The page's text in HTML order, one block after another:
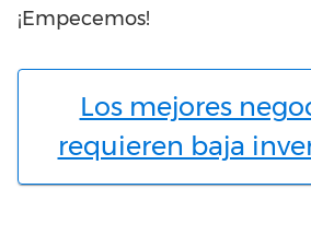
¡Empecemos!
Los mejores
requieren baja